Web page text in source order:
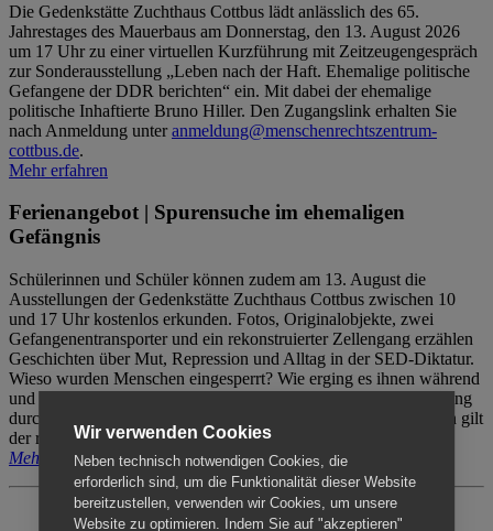
Die Gedenkstätte Zuchthaus Cottbus lädt anlässlich des 65.
Jahrestages des Mauerbaus am Donnerstag, den 13. August 2026
um 17 Uhr zu einer virtuellen Kurzführung mit Zeitzeugengespräch
zur Sonderausstellung „Leben nach der Haft. Ehemalige politische
Gefangene der DDR berichten“ ein. Mit dabei der ehemalige
politische Inhaftierte Bruno Hiller. Den Zugangslink erhalten Sie
nach Anmeldung unteranmeldung@menschenrechtszentrum-
cottbus.de.
Mehr erfahren
Ferienangebot | Spurensuche im ehemaligen
Gefängnis
Schülerinnen und Schüler können zudem am 13. August die
Ausstellungen der Gedenkstätte Zuchthaus Cottbus zwischen 10
und 17 Uhr kostenlos erkunden. Fotos, Originalobjekte, zwei
Gefangenentransporter und ein rekonstruierter Zellengang erzählen
Geschichten über Mut, Repression und Alltag in der SED-Diktatur.
Wieso wurden Menschen eingesperrt? Wie erging es ihnen während
und nach der Haft? Der Besuch erfolgt individuell ohne Betreuung
durch das Menschenrechtszentrum Cottbus. Für Begleitpersonen gilt
der reguläre Eintritt (8€ / ermäßigt 5€).
Mehr erfahren
Wir verwenden Cookies
Neben technisch notwendigen Cookies, die
erforderlich sind, um die Funktionalität dieser Website
bereitzustellen, verwenden wir Cookies, um unsere
Website zu optimieren. Indem Sie auf "akzeptieren"